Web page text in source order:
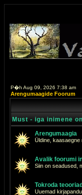
P�h Aug 09, 2026 7:38 am
Arengumaagide Foorum
Must - iga inimene
Arengumaagia
Üldine, kaasaegne
Avalik foorumi
Siin on seadused,
Tokroda teooriad
Uuemad